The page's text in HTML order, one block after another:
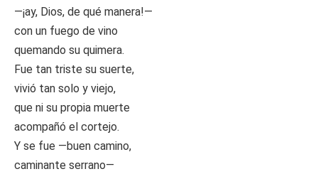
—¡ay, Dios, de qué manera!—
con un fuego de vino
quemando su quimera.
Fue tan triste su suerte,
vivió tan solo y viejo,
que ni su propia muerte
acompañó el cortejo.
Y se fue —buen camino,
caminante serrano—